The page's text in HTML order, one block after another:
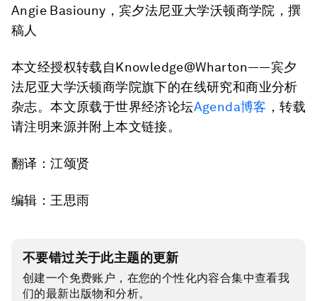
Angie Basiouny，宾夕法尼亚大学沃顿商学院，撰
稿人
本文经授权转载自Knowledge@Wharton——宾夕
法尼亚大学沃顿商学院旗下的在线研究和商业分析
杂志。本文原载于世界经济论坛Agenda博客 ，转载
请注明来源并附上本文链接。
翻译：江颂贤
编辑：王思雨
不要错过关于此主题的更新
创建一个免费账户，在您的个性化内容合集中查看我
们的最新出版物和分析。